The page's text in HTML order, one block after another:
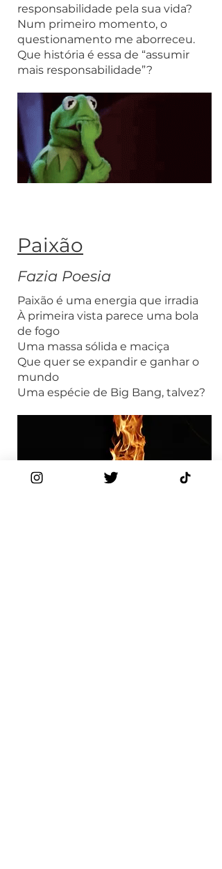
responsabilidade pela sua vida?
Num primeiro momento, o
questionamento me aborreceu.
Que história é essa de “assumir
mais responsabilidade”?
Paixão
Fazia Poesia
Paixão é uma energia que irradia
À primeira vista parece uma bola
de fogo
Uma massa sólida e maciça
Que quer se expandir e ganhar o
mundo
Uma espécie de Big Bang, talvez?